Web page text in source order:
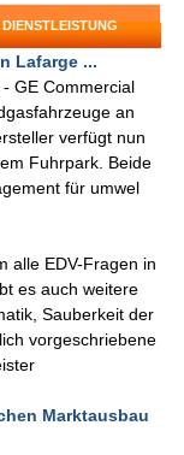
Lafarge ...
GE Commercial
an
verfügt nun
Fuhrpark. Beide
für umwel
alle EDV-Fragen in
es auch weitere
Sauberkeit der
vorgeschriebene
Marktausbau